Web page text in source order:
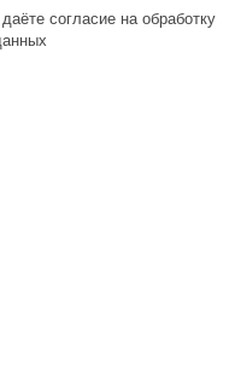
согласие на обработку